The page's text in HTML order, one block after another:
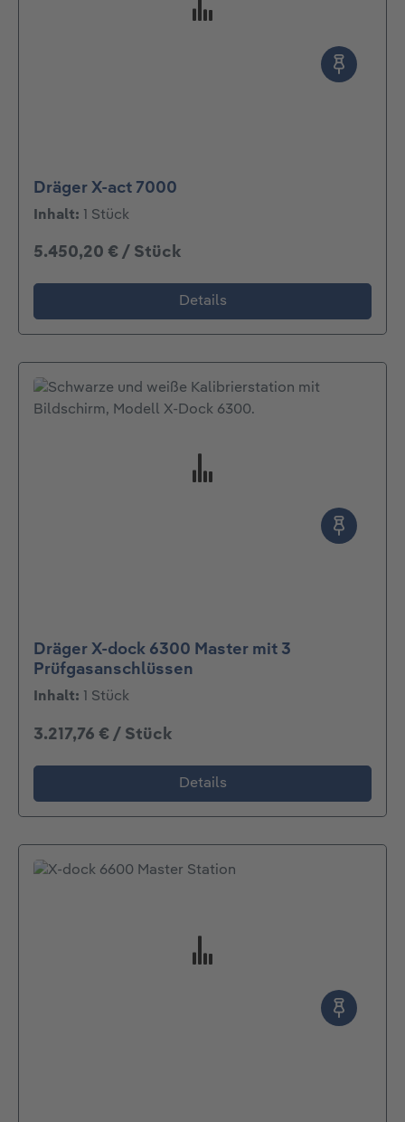
Dräger X-act 7000
Inhalt: 1 Stück
5.450,20 € / Stück
Details
Dräger X-dock 6300 Master mit 3
Prüfgasanschlüssen
Inhalt: 1 Stück
3.217,76 € / Stück
Details